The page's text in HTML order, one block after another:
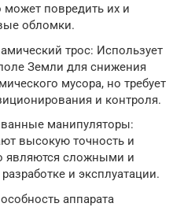
может повредить их и
обломки.
трос: Использует
Земли для снижения
мусора, но требует
и контроля.
манипуляторы:
высокую точность и
являются сложными и
и эксплуатации.
аппарата